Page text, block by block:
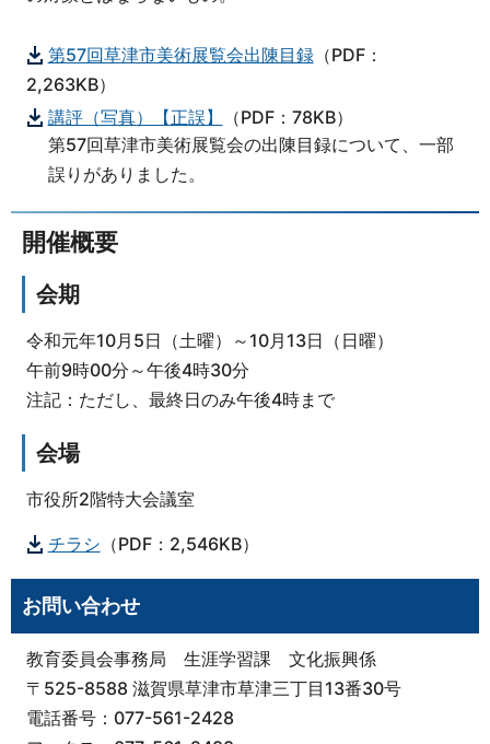
第57回草津市美術展覧会出陳目録（PDF：
2,263KB）
講評（写真）【正誤】
（PDF：78KB）
第57回草津市美術展覧会の出陳目録について、一部
誤りがありました。
開催概要
会期
令和元年10月5日（土曜）～10月13日（日曜）
午前9時00分～午後4時30分
注記：ただし、最終日のみ午後4時まで
会場
市役所2階特大会議室
チラシ （PDF：2,546KB）
お問い合わせ
教育委員会事務局 生涯学習課 文化振興係
〒525-8588 滋賀県草津市草津三丁目13番30号
電話番号：077-561-2428